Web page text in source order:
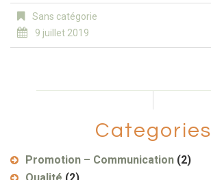
Sans catégorie
9 juillet 2019
Categories
Promotion – Communication (2)